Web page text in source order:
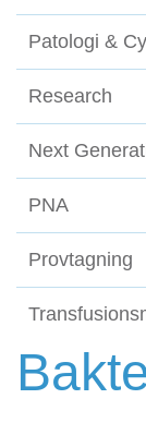
Patologi &
Research
Next
PNA
Provtagning